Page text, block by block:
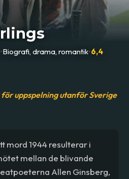
•Biografi, drama, romantik•6,4
uppspelning utanför Sverige
mord 1944 resulterar i
mellan de blivande
Allen Ginsberg,